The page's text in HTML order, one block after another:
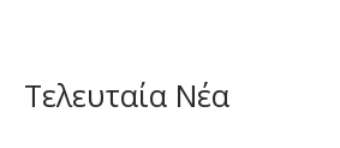
Τελευταία Νέα